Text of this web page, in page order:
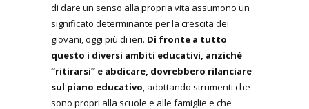
di dare un senso alla propria vita assumono un
significato determinante per la crescita dei
giovani, oggi più di ieri. Di fronte a tutto
questo i diversi ambiti educativi, anziché
“ritirarsi” e abdicare, dovrebbero rilanciare
sul piano educativo , adottando strumenti che
sono propri alla scuole e alle famiglie e che